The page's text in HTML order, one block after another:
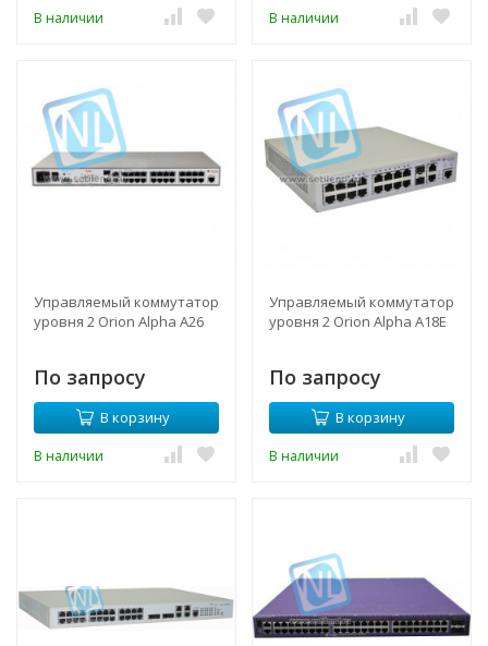
В наличии В наличии
Управляемый коммутатор
уровня 2 Orion Alpha A26
По запросу
В корзину
В наличии
Управляемый коммутатор
уровня 2 Orion Alpha A18E
По запросу
В корзину
В наличии